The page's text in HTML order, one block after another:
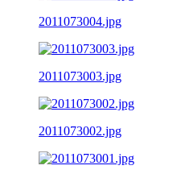
2011073004.jpg
2011073003.jpg
2011073002.jpg